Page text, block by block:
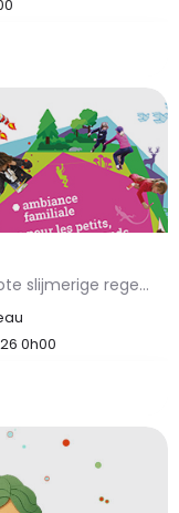
Wat vreselijk, een spin! Jakkes, een grote slijmerige regenworm! En slakken, daar wil ik het al helemaal niet…
0h00